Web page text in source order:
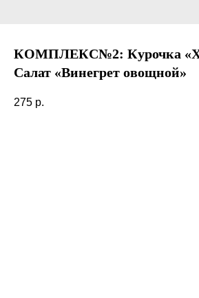
КОМПЛЕКС№2: Курочка
Салат «Винегрет овощной»
275 р.